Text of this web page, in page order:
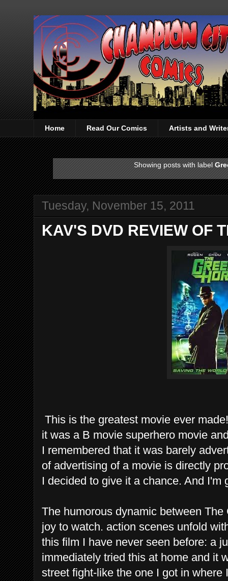
Home Read Our Comics Artists and
Showing posts with label
Tuesday, November 15, 2011
KAV'S DVD REVIEW OF
This is the greatest movie ever
it was a B movie superhero movie
I remembered that it was barely
of advertising of a movie is directly
I decided to give it a chance. And I'm
The humorous dynamic between
joy to watch. action scenes unfold
this film I have never seen before: a
immediately tried this at home and it
street fight-like the one I got in